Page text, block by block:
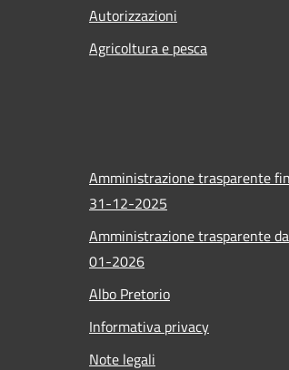
Autorizzazioni
Agricoltura e pesca
Amministrazione trasparente
31-12-2025
Amministrazione trasparente
01-2026
Albo Pretorio
Informativa privacy
Note legali